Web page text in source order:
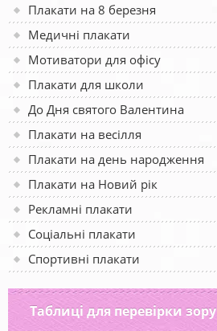
Плакати на 8 березня
Медичні плакати
Мотиватори для офісу
Плакати для школи
До Дня святого Валентина
Плакати на весілля
Плакати на день народження
Плакати на Новий рік
Рекламні плакати
Соціальні плакати
Спортивні плакати
Таблиці для перевірки зору